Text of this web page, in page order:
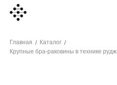
Главная / Каталог /
Крупные бра-раковины в технике